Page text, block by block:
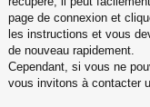
page de connexion et
les instructions et vous
de nouveau rapidement.
Cependant, si vous ne
vous invitons à contacter